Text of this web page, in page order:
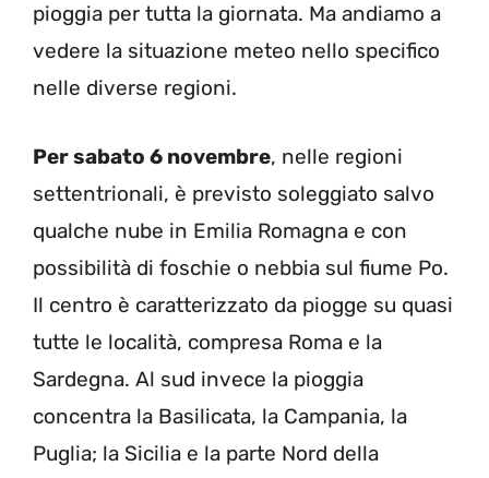
pioggia per tutta la giornata. Ma andiamo a
vedere la situazione meteo nello specifico
nelle diverse regioni.
Per sabato 6 novembre, nelle regioni
settentrionali, è previsto soleggiato salvo
qualche nube in Emilia Romagna e con
possibilità di foschie o nebbia sul fiume Po.
Il centro è caratterizzato da piogge su quasi
tutte le località, compresa Roma e la
Sardegna. Al sud invece la pioggia
concentra la Basilicata, la Campania, la
Puglia; la Sicilia e la parte Nord della